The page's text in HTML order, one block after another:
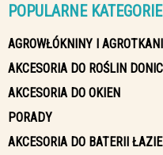
POPULARNE KATEGORIE
AGROWŁÓKNINY I
AKCESORIA DO ROŚLIN
AKCESORIA DO OKIEN
PORADY
AKCESORIA DO BATERII